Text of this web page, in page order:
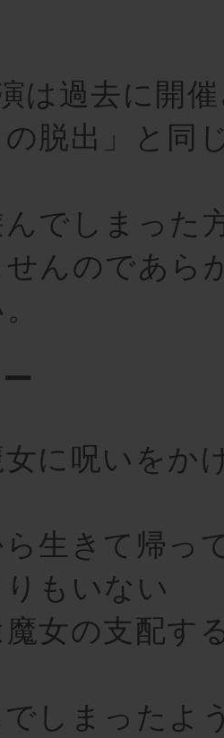
は過去に開
脱出」と同
でしまった
んのであら
に呪いをか
生きて帰っ
もいない
女の支配す
しまったよ